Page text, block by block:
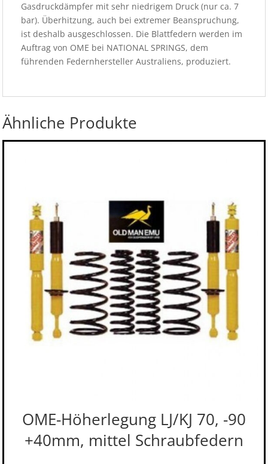
Gasdruckdämpfer mit sehr niedrigem Druck (nur ca. 7
bar). Überhitzung, auch bei extremer Beanspruchung,
ist deshalb ausgeschlossen. Die Blattfedern werden im
Auftrag von OME bei NATIONAL SPRINGS, dem
führenden Federnhersteller Australiens, produziert.
Ähnliche Produkte
OME-Höherlegung LJ/KJ 70, -90
+40mm, mittel Schraubfedern